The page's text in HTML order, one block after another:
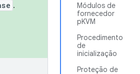
Módulos de
fornecedor
pKVM
Procedimento
de
inicialização
Proteção de
.